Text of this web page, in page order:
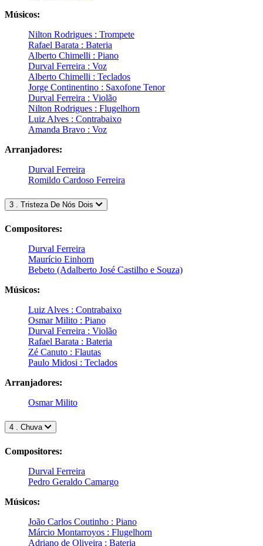
Músicos:
Nilton Rodrigues : Trompete
Rafael Barata : Bateria
Alberto Chimelli : Piano
Durval Ferreira : Voz
Alberto Chimelli : Teclados
Jorge Continentino : Saxofone Tenor
Durval Ferreira : Violão
Nilton Rodrigues : Flugelhorn
Luiz Alves : Contrabaixo
Amanda Bravo : Voz
Arranjadores:
Durval Ferreira
Romildo Cardoso Ferreira
3 . Tristeza De Nós Dois
Compositores:
Durval Ferreira
Maurício Einhorn
Bebeto (Adalberto José Castilho e Souza)
Músicos:
Luiz Alves : Contrabaixo
Osmar Milito : Piano
Durval Ferreira : Violão
Rafael Barata : Bateria
Zé Canuto : Flautas
Paulo Midosi : Teclados
Arranjadores:
Osmar Milito
4 . Chuva
Compositores:
Durval Ferreira
Pedro Geraldo Camargo
Músicos:
João Carlos Coutinho : Piano
Márcio Montarroyos : Flugelhorn
Adriano de Oliveira : Bateria